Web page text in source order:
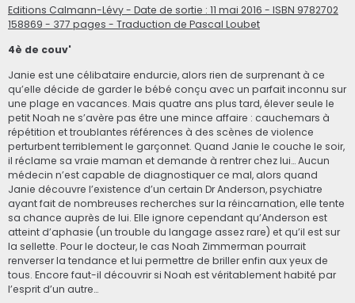
Editions Calmann-Lévy - Date de sortie : 11 mai 2016 - ISBN 9782702
158869 - 377 pages - Traduction de Pascal Loubet
4è de couv'
Janie est une célibataire endurcie, alors rien de surprenant à ce
qu’elle décide de garder le bébé conçu avec un parfait inconnu sur
une plage en vacances. Mais quatre ans plus tard, élever seule le
petit Noah ne s’avère pas être une mince affaire : cauchemars à
répétition et troublantes références à des scènes de violence
perturbent terriblement le garçonnet. Quand Janie le couche le soir,
il réclame sa vraie maman et demande à rentrer chez lui… Aucun
médecin n’est capable de diagnostiquer ce mal, alors quand
Janie découvre l’existence d’un certain Dr Anderson, psychiatre
ayant fait de nombreuses recherches sur la réincarnation, elle tente
sa chance auprès de lui. Elle ignore cependant qu’Anderson est
atteint d’aphasie (un trouble du langage assez rare) et qu’il est sur
la sellette. Pour le docteur, le cas Noah Zimmerman pourrait
renverser la tendance et lui permettre de briller enfin aux yeux de
tous. Encore faut-il découvrir si Noah est véritablement habité par
l’esprit d’un autre…